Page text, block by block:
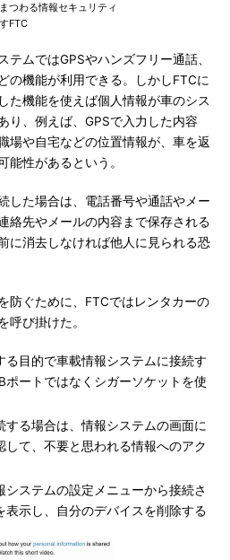
つわる情報セキュリティ
FTC
ムではGPSやハンズフリー通話、
の機能が利用できる。しかしFTCに
た機能を使えば個人情報が車のシス
り、例えば、GPSで入力した内容
場や自宅などの位置情報が、車を返
能性があるという。
した場合は、電話番号や通話やメー
絡先やメールの内容まで保存される
に消去しなければ他人に見られる恐
防ぐために、FTCではレンタカーの
呼び掛けた。
る目的で車載情報システムに接続す
ポートではなくシガーソケットを使
する場合は、情報システムの画面に
して、不要と思われる情報へのアク
システムの設定メニューから接続さ
表示し、自分のデバイスを削除する